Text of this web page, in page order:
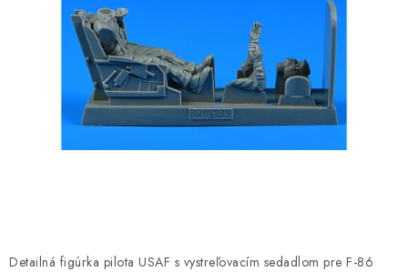
PRÍSLUŠENSTVO
FARBY & POMÔCKY
PUBLIKÁCIE
SKY RIDERS COFFEE
Detailná figúrka pilota USAF s vystreľovacím sedadlom pre F-86